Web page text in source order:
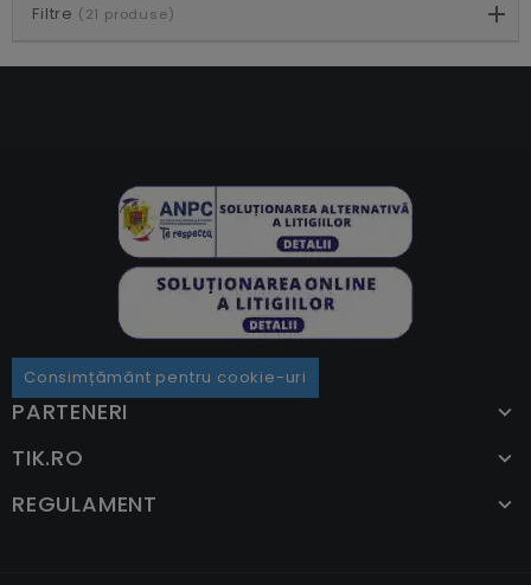
Filtre (21 produse)
Consimțământ pentru cookie-uri
PARTENERI
TIK.RO
REGULAMENT